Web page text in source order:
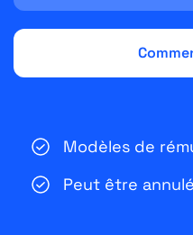
Modèles de
Peut être